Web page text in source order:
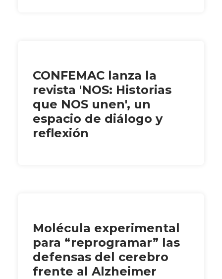
CONFEMAC lanza la
revista 'NOS: Historias
que NOS unen', un
espacio de diálogo y
reflexión
Molécula experimental
para “reprogramar” las
defensas del cerebro
frente al Alzheimer